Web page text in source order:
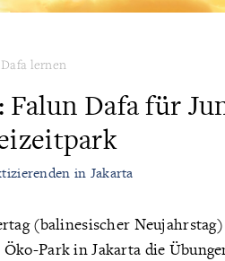
lernen
Dafa für
in Jakarta
(balinesischer
Park in Jakarta die